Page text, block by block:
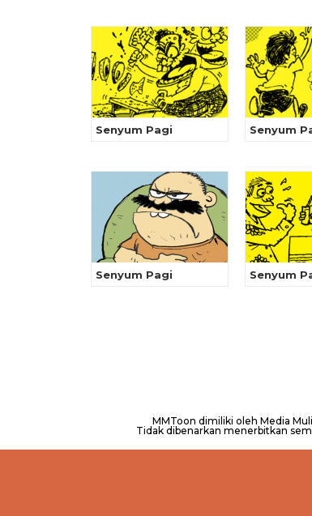
Senyum Pagi Senyum
Senyum Pagi Senyum
MMToon dimiliki oleh Media
Tidak dibenarkan menerbitkan